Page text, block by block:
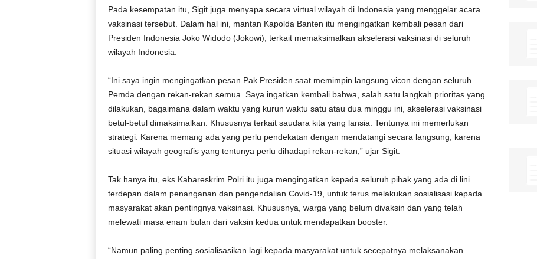
Pada kesempatan itu, Sigit juga menyapa secara virtual wilayah di Indonesia yang menggelar acara
vaksinasi tersebut. Dalam hal ini, mantan Kapolda Banten itu mengingatkan kembali pesan dari
Presiden Indonesia Joko Widodo (Jokowi), terkait memaksimalkan akselerasi vaksinasi di seluruh
wilayah Indonesia.
“Ini saya ingin mengingatkan pesan Pak Presiden saat memimpin langsung vicon dengan seluruh
Pemda dengan rekan-rekan semua. Saya ingatkan kembali bahwa, salah satu langkah prioritas yang
dilakukan, bagaimana dalam waktu yang kurun waktu satu atau dua minggu ini, akselerasi vaksinasi
betul-betul dimaksimalkan. Khususnya terkait saudara kita yang lansia. Tentunya ini memerlukan
strategi. Karena memang ada yang perlu pendekatan dengan mendatangi secara langsung, karena
situasi wilayah geografis yang tentunya perlu dihadapi rekan-rekan,” ujar Sigit.
Tak hanya itu, eks Kabareskrim Polri itu juga mengingatkan kepada seluruh pihak yang ada di lini
terdepan dalam penanganan dan pengendalian Covid-19, untuk terus melakukan sosialisasi kepada
masyarakat akan pentingnya vaksinasi. Khususnya, warga yang belum divaksin dan yang telah
melewati masa enam bulan dari vaksin kedua untuk mendapatkan booster.
“Namun paling penting sosialisasikan lagi kepada masyarakat untuk secepatnya melaksanakan